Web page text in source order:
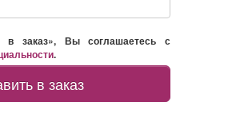
в заказ», Вы соглашаетесь с
.
в заказ